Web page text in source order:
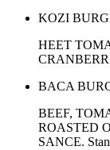
KOZI
HEET
BACA
BEEF,
ROASTED
SANCE.